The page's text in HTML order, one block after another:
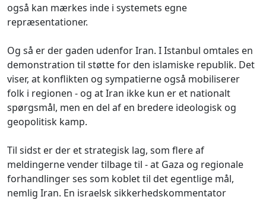
også kan mærkes inde i systemets egne
repræsentationer.
Og så er der gaden udenfor Iran. I Istanbul omtales en
demonstration til støtte for den islamiske republik. Det
viser, at konflikten og sympatierne også mobiliserer
folk i regionen - og at Iran ikke kun er et nationalt
spørgsmål, men en del af en bredere ideologisk og
geopolitisk kamp.
Til sidst er der et strategisk lag, som flere af
meldingerne vender tilbage til - at Gaza og regionale
forhandlinger ses som koblet til det egentlige mål,
nemlig Iran. En israelsk sikkerhedskommentator